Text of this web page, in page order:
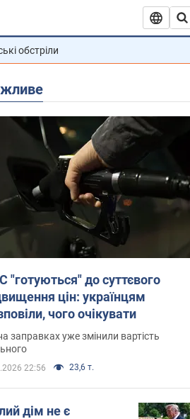
обстріли
"готуються" до суттєвого
цін: українцям
чого очікувати
заправках уже змінили вартість
22:56 23,6 т.
дім не є